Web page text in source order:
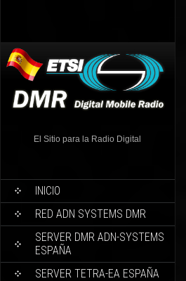
El Sitio para la Radio Digital
INICIO
RED ADN SYSTEMS DMR
SERVER DMR ADN-SYSTEMS
ESPAÑA
SERVER TETRA-EA ESPAÑA